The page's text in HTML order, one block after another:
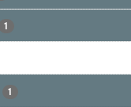
1
1